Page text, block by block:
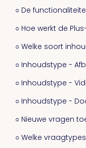
○ De
○ Hoe werkt de
○ Welke soort
○ Inhoudstype -
○ Inhoudstype -
○ Inhoudstype -
○ Nieuwe vragen
○ Welke